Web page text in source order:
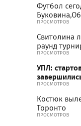
Футбол
ПРОСМОТРОВ
Свитолина
раунд
ПРОСМОТРОВ
УПЛ:
ПРОСМОТРОВ
Костюк
Торонто
ПРОСМОТРОВ